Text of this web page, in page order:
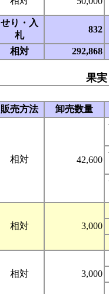
せり・入
札
832
相対 292,868
果
販売方法 卸売数量
相対 42,600
相対 3,000
相対 3,000